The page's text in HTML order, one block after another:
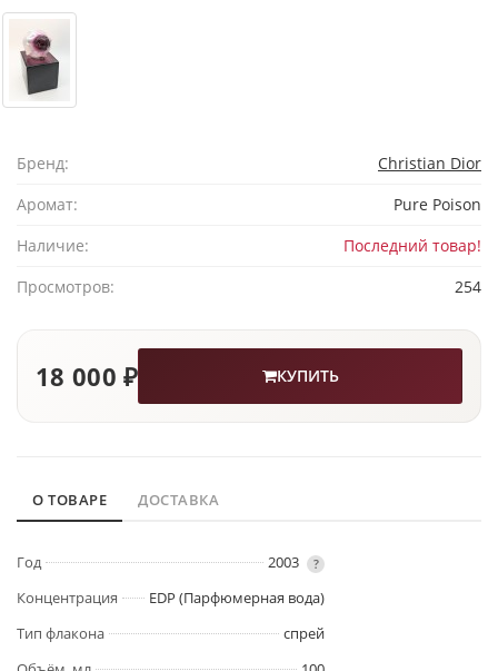
Бренд:
Christian Dior
Аромат:
Pure Poison
Наличие:
Последний товар!
Просмотров:
254
18 000 ₽ КУПИТЬ
О ТОВАРЕ ДОСТАВКА
Год 2003 ?
Концентрация
EDP (Парфюмерная вода)
Тип флакона
спрей